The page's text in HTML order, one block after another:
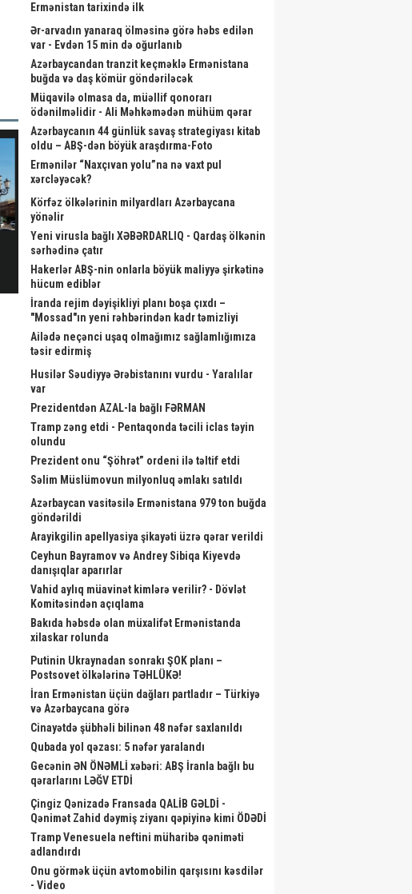
Zakir Həsənov yeni hərbi
obyektlərə baxış keçirdi - Fotolar
Kardioloq həmin səs yazısının ona
Ermənistan tarixində ilk
Ər-arvadın yanaraq ölməsinə görə həbs edilən
var - Evdən 15 min də oğurlanıb
Azərbaycandan tranzit keçməklə Ermənistana
buğda və daş kömür göndəriləcək
Müqavilə olmasa da, müəllif qonorarı
ödənilməlidir - Ali Məhkəmədən mühüm qərar
Azərbaycanın 44 günlük savaş strategiyası kitab
oldu – ABŞ-dən böyük araşdırma-Foto
Ermənilər “Naxçıvan yolu”na nə vaxt pul
xərcləyəcək?
Körfəz ölkələrinin milyardları Azərbaycana
yönəlir
Yeni virusla bağlı XƏBƏRDARLIQ - Qardaş ölkənin
sərhədinə çatır
Hakerlər ABŞ-nin onlarla böyük maliyyə şirkətinə
hücum ediblər
İranda rejim dəyişikliyi planı boşa çıxdı –
"Mossad"ın yeni rəhbərindən kadr təmizliyi
Ailədə neçənci uşaq olmağımız sağlamlığımıza
təsir edirmiş
Husilər Səudiyyə Ərəbistanını vurdu - Yaralılar
var
Prezidentdən AZAL-la bağlı FƏRMAN
Tramp zəng etdi - Pentaqonda təcili iclas təyin
olundu
Prezident onu “Şöhrət” ordeni ilə təltif etdi
Səlim Müslümovun milyonluq əmlakı satıldı
Azərbaycan vasitəsilə Ermənistana 979 ton buğda
göndərildi
Arayikgilin apellyasiya şikayəti üzrə qərar verildi
Ceyhun Bayramov və Andrey Sibiqa Kiyevdə
danışıqlar aparırlar
Vahid aylıq müavinət kimlərə verilir? - Dövlət
Komitəsindən açıqlama
Bakıda həbsdə olan müxalifət Ermənistanda
xilaskar rolunda
Putinin Ukraynadan sonrakı ŞOK planı –
Postsovet ölkələrinə TƏHLÜKƏ!
İran Ermənistan üçün dağları partladır – Türkiyə
və Azərbaycana görə
Cinayətdə şübhəli bilinən 48 nəfər saxlanıldı
Qubada yol qəzası: 5 nəfər yaralandı
Gecənin ƏN ÖNƏMLİ xəbəri: ABŞ İranla bağlı bu
qərarlarını LƏĞV ETDİ
Çingiz Qənizadə Fransada QALİB GƏLDİ -
Qənimət Zahid dəymiş ziyanı qəpiyinə kimi ÖDƏDİ
Tramp Venesuela neftini müharibə qəniməti
adlandırdı
Onu görmək üçün avtomobilin qarşısını kəsdilər
- Video